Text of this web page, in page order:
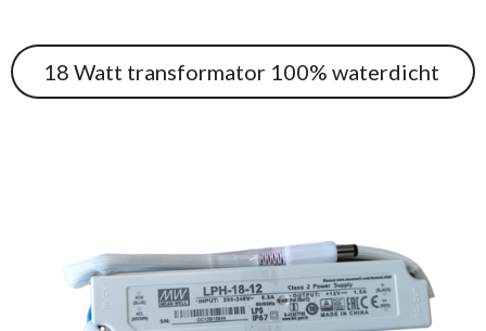
18 Watt transformator 100% waterdicht